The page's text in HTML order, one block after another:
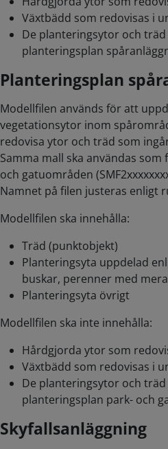
Växtbädd som redovisas i
De planteringsytor och
planteringsplan
Planteringsplan
Modellfilen används för att
vegetationsytor inom
redovisa ytor och träd som
Samma mall ska användas
och gatuområden
Namnet på filen justeras enligt
Modellfilen ska innehålla:
Träd (punktobjekt)
Planteringsyta uppdelad
buskar, perenner med
Planteringsyta övrigt
Modellfilen ska inte innehålla:
Hårdgjorda ytor som
Växtbädd som redovisas i
De planteringsytor och
planteringsplan park- och
Skyfallsanläggning